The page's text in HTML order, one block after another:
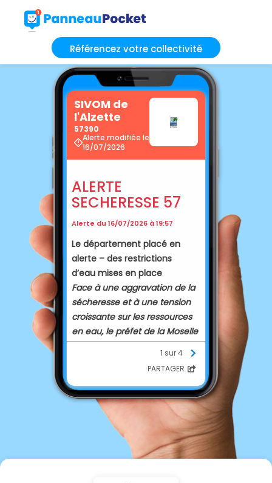
Référencez votre collectivité
SIVOM de
l'Alzette
57390
Alerte modifiée le
16/07/2026
ALERTE
SECHERESSE 57
Alerte du 16/07/2026 à 19:57
Le département placé en
alerte – des restrictions
d’eau mises en place
Face à une aggravation de la
sécheresse et à une tension
croissante sur les ressources
en eau, le préfet de la Moselle
met en place des mesures de
préservation de l’alimentation
en eau potable, de la santé,
de la salubrité publique et des
fonctions biologiques des
écosystèmes aquatiques.
Depuis plusieurs semaines, la
Moselle subit un épisode de
1 sur 4
PARTAGER